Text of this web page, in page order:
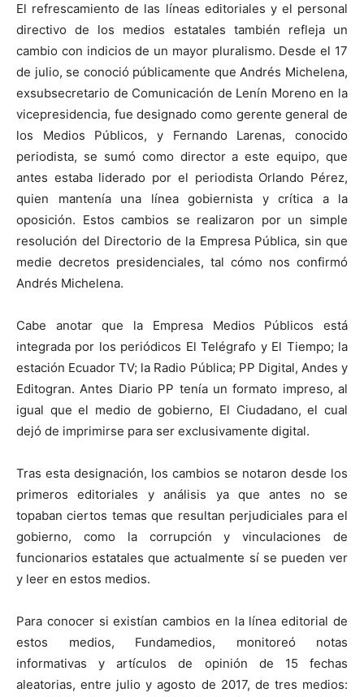
El refrescamiento de las líneas editoriales y el personal
directivo de los medios estatales también refleja un
cambio con indicios de un mayor pluralismo. Desde el 17
de julio, se conoció públicamente que Andrés Michelena,
exsubsecretario de Comunicación de Lenín Moreno en la
vicepresidencia, fue designado como gerente general de
los Medios Públicos, y Fernando Larenas, conocido
periodista, se sumó como director a este equipo, que
antes estaba liderado por el periodista Orlando Pérez,
quien mantenía una línea gobiernista y crítica a la
oposición. Estos cambios se realizaron por un simple
resolución del Directorio de la Empresa Pública, sin que
medie decretos presidenciales, tal cómo nos confirmó
Andrés Michelena.
Cabe anotar que la Empresa Medios Públicos está
integrada por los periódicos El Telégrafo y El Tiempo; la
estación Ecuador TV; la Radio Pública; PP Digital, Andes y
Editogran. Antes Diario PP tenía un formato impreso, al
igual que el medio de gobierno, El Ciudadano, el cual
dejó de imprimirse para ser exclusivamente digital.
Tras esta designación, los cambios se notaron desde los
primeros editoriales y análisis ya que antes no se
topaban ciertos temas que resultan perjudiciales para el
gobierno, como la corrupción y vinculaciones de
funcionarios estatales que actualmente sí se pueden ver
y leer en estos medios.
Para conocer si existían cambios en la línea editorial de
estos medios, Fundamedios,
monitoreó notas
informativas y artículos de opinión de 15 fechas
aleatorias, entre julio y agosto de 2017, de tres medios: